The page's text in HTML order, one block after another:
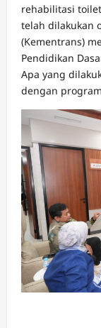
rehabilitasi
telah dilakukan
(Kementrans)
Pendidikan
Apa yang
dengan